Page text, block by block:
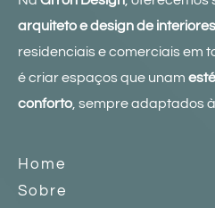
arquiteto e design de interiores
residenciais e comerciais em
é criar espaços que unam
conforto , sempre adaptados
Home
Sobre